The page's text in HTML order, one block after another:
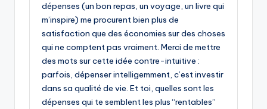
dépenses (un bon repas, un voyage, un livre qui
m’inspire) me procurent bien plus de
satisfaction que des économies sur des choses
qui ne comptent pas vraiment. Merci de mettre
des mots sur cette idée contre-intuitive :
parfois, dépenser intelligemment, c’est investir
dans sa qualité de vie. Et toi, quelles sont les
dépenses qui te semblent les plus “rentables”